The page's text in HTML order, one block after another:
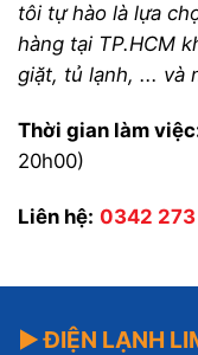
tôi tự hào là lựa
hàng tại TP.HCM
giặt, tủ lạnh, ... và
Thời gian làm
20h00)
Liên hệ: 0342 273
▶ ĐIỆN LẠNH